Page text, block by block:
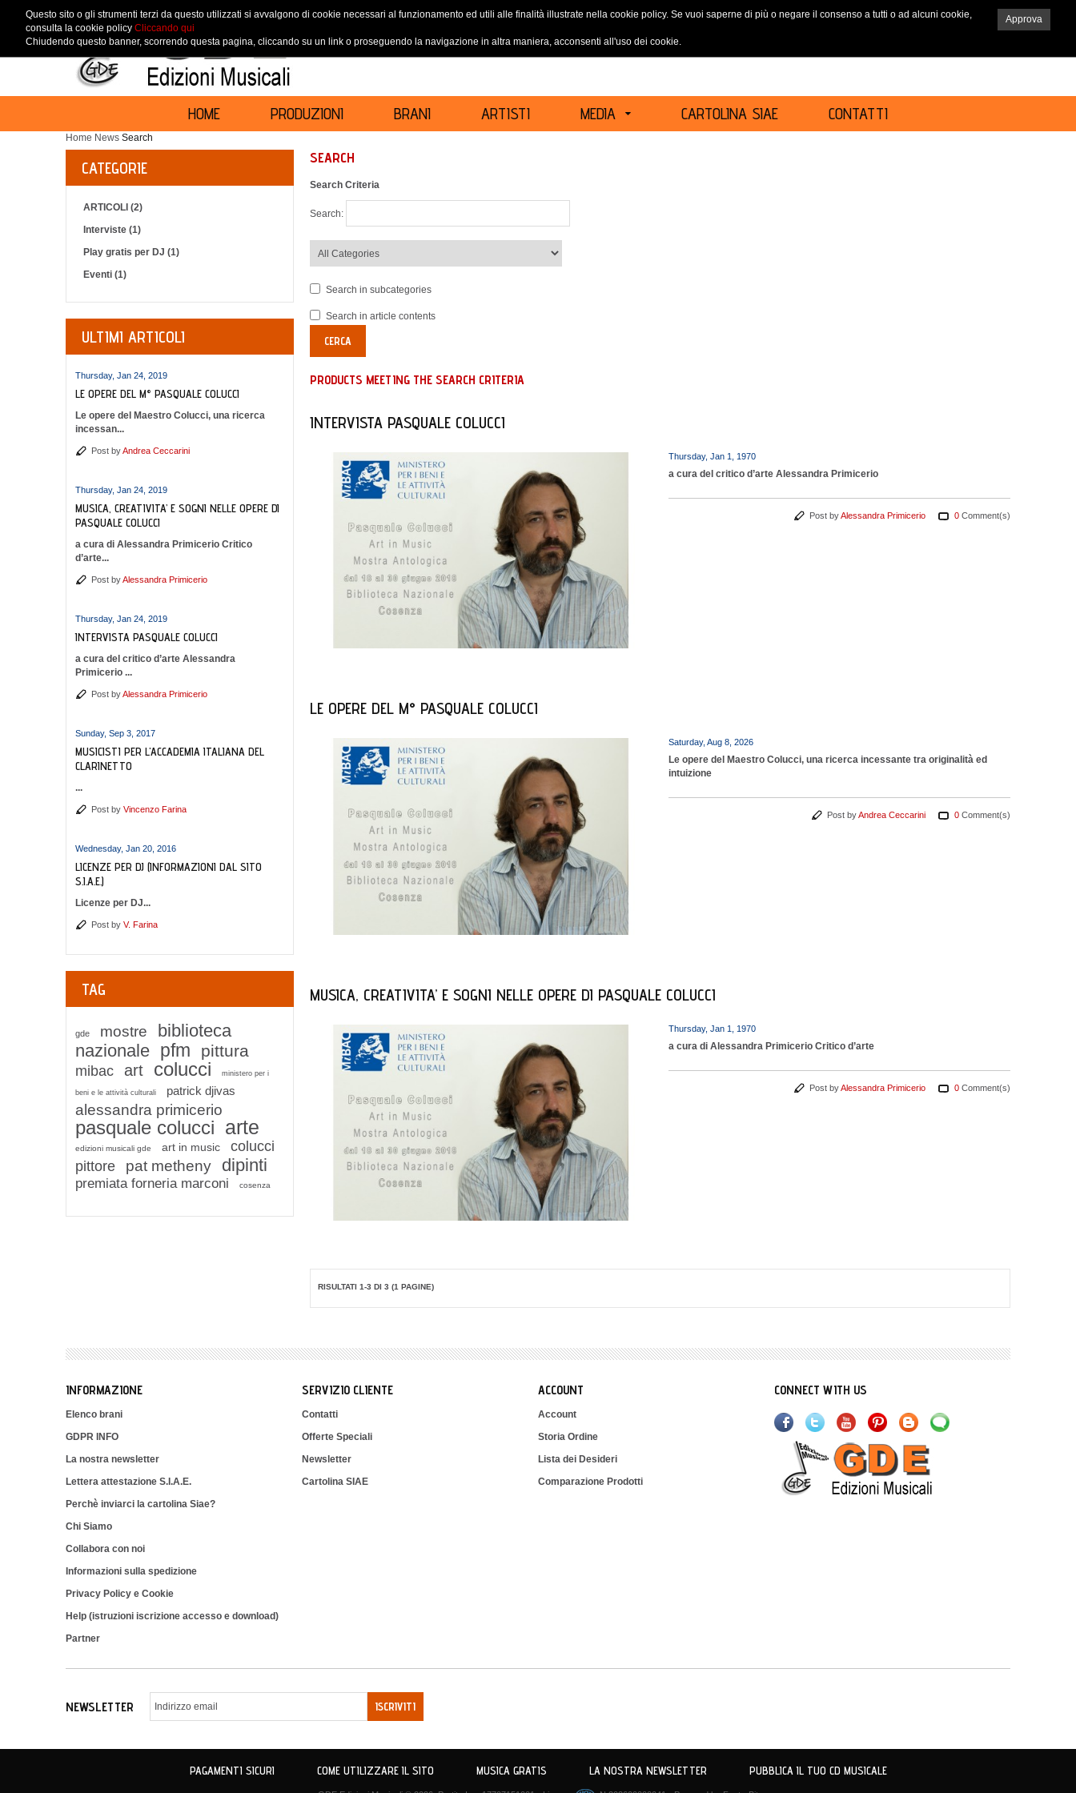
ACCEDI REGISTRATI
HOME PRODUZIONI BRANI ARTISTI MEDIA CARTOLINA SIAE CONTATTI
Home News Search
CATEGORIE
ARTICOLI (2)
Interviste (1)
Play gratis per DJ (1)
Eventi (1)
ULTIMI ARTICOLI
Thursday, Jan 24, 2019
LE OPERE DEL M° PASQUALE COLUCCI
Le opere del Maestro Colucci, una ricerca
incessan...
Post byAndrea Ceccarini
Thursday, Jan 24, 2019
MUSICA, CREATIVITA’ E SOGNI NELLE OPERE DI
PASQUALE COLUCCI
a cura di Alessandra Primicerio Critico
d’arte...
Post byAlessandra Primicerio
Thursday, Jan 24, 2019
INTERVISTA PASQUALE COLUCCI
a cura del critico d’arte Alessandra
Primicerio ...
Post byAlessandra Primicerio
Sunday, Sep 3, 2017
MUSICISTI PER L'ACCADEMIA ITALIANA DEL
CLARINETTO
...
Post by Vincenzo Farina
Wednesday, Jan 20, 2016
LICENZE PER DJ (INFORMAZIONI DAL SITO
S.I.A.E.)
Licenze per DJ...
Post by V. Farina
TAG
gde mostre
biblioteca
nazionale pfm pittura
mibac art colucci ministero per i
beni e le attività culturali patrick djivas
alessandra primicerio
pasquale colucci arte
edizioni musicali gde art in music
colucci
pittore
pat metheny dipinti
premiata forneria marconi cosenza
SEARCH
Search Criteria
Search:
Search in subcategories
Search in article contents
PRODUCTS MEETING THE SEARCH CRITERIA
INTERVISTA PASQUALE COLUCCI
Thursday, Jan 1, 1970
a cura del critico d’arte Alessandra Primicerio
Post byAlessandra Primicerio 0 Comment(s)
LE OPERE DEL M° PASQUALE COLUCCI
Saturday, Aug 8, 2026
Le opere del Maestro Colucci, una ricerca incessante tra originalità ed
intuizione
Post byAndrea Ceccarini 0 Comment(s)
MUSICA, CREATIVITA’ E SOGNI NELLE OPERE DI PASQUALE COLUCCI
Thursday, Jan 1, 1970
a cura di Alessandra Primicerio Critico d’arte
Post byAlessandra Primicerio 0 Comment(s)
RISULTATI 1-3 DI 3 (1 PAGINE)
INFORMAZIONE
Elenco brani
GDPR INFO
La nostra newsletter
Lettera attestazione S.I.A.E.
Perchè inviarci la cartolina Siae?
Chi Siamo
Collabora con noi
Informazioni sulla spedizione
Privacy Policy e Cookie
Help (istruzioni iscrizione accesso e download)
Partner
SERVIZIO CLIENTE
Contatti
Offerte Speciali
Newsletter
Cartolina SIAE
ACCOUNT
Account
Storia Ordine
Lista dei Desideri
Comparazione Prodotti
CONNECT WITH US
NEWSLETTER ISCRIVITI
PAGAMENTI SICURI COME UTILIZZARE IL SITO MUSICA GRATIS LA NOSTRA NEWSLETTER PUBBLICA IL TUO CD MUSICALE
Approva
Questo sito o gli strumenti terzi da questo utilizzati si avvalgono di cookie necessari al funzionamento ed utili alle finalità illustrate nella cookie policy. Se vuoi saperne di più o negare il consenso a tutti o ad alcuni cookie,
consulta la cookie policy Cliccando qui
Chiudendo questo banner, scorrendo questa pagina, cliccando su un link o proseguendo la navigazione in altra maniera, acconsenti all'uso dei cookie.